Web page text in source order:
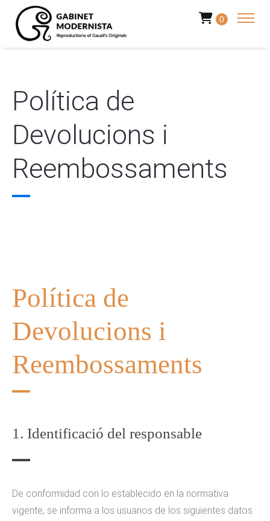
0
Política de
Devolucions i
Reembossaments
Política de
Devolucions i
Reembossaments
1. Identificació del responsable
De conformidad con lo establecido en la normativa
vigente, se informa a los usuarios de los siguientes datos